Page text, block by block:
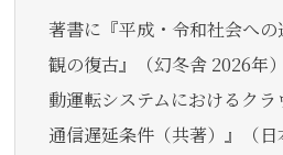
著書に『平成・令和社会へ
観の復古』（幻冬舎 2026年
動運転システムにおけるク
通信遅延条件（共著）』（日